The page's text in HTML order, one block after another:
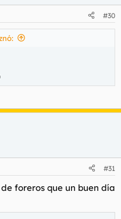
#30
#31
foreros que un buen día